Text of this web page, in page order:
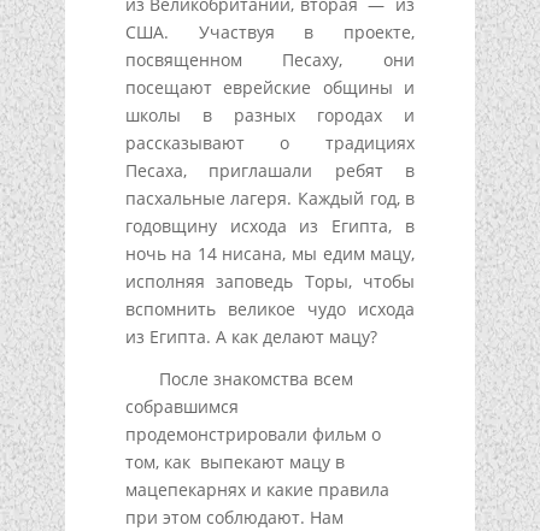
США. Участвуя в проекте,
посвященном Песаху, они
посещают еврейские общины и
школы в разных городах и
рассказывают о традициях
Песаха, приглашали ребят в
пасхальные лагеря. Каждый год, в
годовщину исхода из Египта, в
ночь на 14 нисана, мы едим мацу,
исполняя заповедь Торы, чтобы
вспомнить великое чудо исхода
из Египта. А как делают мацу?
После знакомства всем
собравшимся
продемонстрировали фильм о
том, как выпекают мацу в
мацепекарнях и какие правила
при этом соблюдают. Нам